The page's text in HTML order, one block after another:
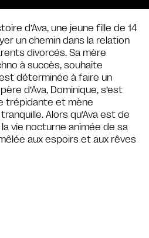
d’Ava, une jeune fille de 14
un chemin dans la relation
divorcés. Sa mère
à succès, souhaite
déterminée à faire un
d’Ava, Dominique, s’est
trépidante et mène
Alors qu’Ava est de
vie nocturne animée de sa
aux espoirs et aux rêves